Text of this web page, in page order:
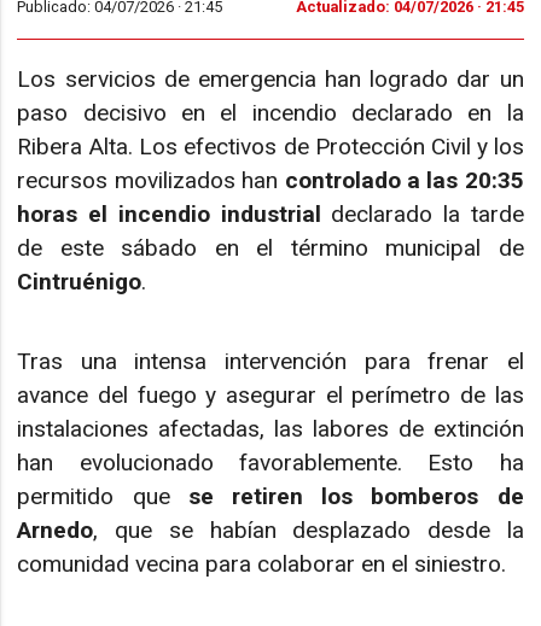
Publicado: 04/07/2026 ·21:45 Actualizado: 04/07/2026 · 21:45
Los servicios de emergencia han logrado dar un
paso decisivo en el incendio declarado en la
Ribera Alta. Los efectivos de Protección Civil y los
recursos movilizados han controlado a las 20:35
horas el incendio industrial declarado la tarde
de este sábado en el término municipal de
Cintruénigo.
Tras una intensa intervención para frenar el
avance del fuego y asegurar el perímetro de las
instalaciones afectadas, las labores de extinción
han evolucionado favorablemente. Esto ha
permitido que se retiren los bomberos de
Arnedo, que se habían desplazado desde la
comunidad vecina para colaborar en el siniestro.